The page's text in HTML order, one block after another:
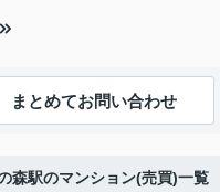
まとめてお問い合わせ
森駅のマンション(売買)一覧